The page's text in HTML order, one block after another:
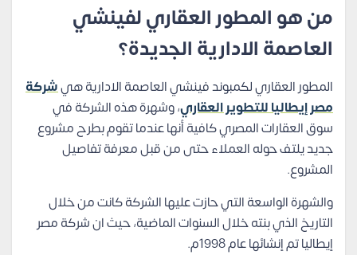
من هو المطور العقاري لفينشي
العاصمة الادارية الجديدة؟
المطور العقاري لكمبوند فينشي العاصمة الادارية هيشركة
مصر إيطاليا للتطوير العقاري، وشهرة هذه الشركة في
سوق العقارات المصري كافية أنها عندما تقوم بطرح مشروع
جديد يلتف حوله العملاء حتى من قبل معرفة تفاصيل
المشروع.
والشهرة الواسعة التي حازت عليها الشركة كانت من خلال
التاريخ الذي بنته خلال السنوات الماضية، حيث ان شركة مصر
إيطاليا تم إنشائها عام 1998م.